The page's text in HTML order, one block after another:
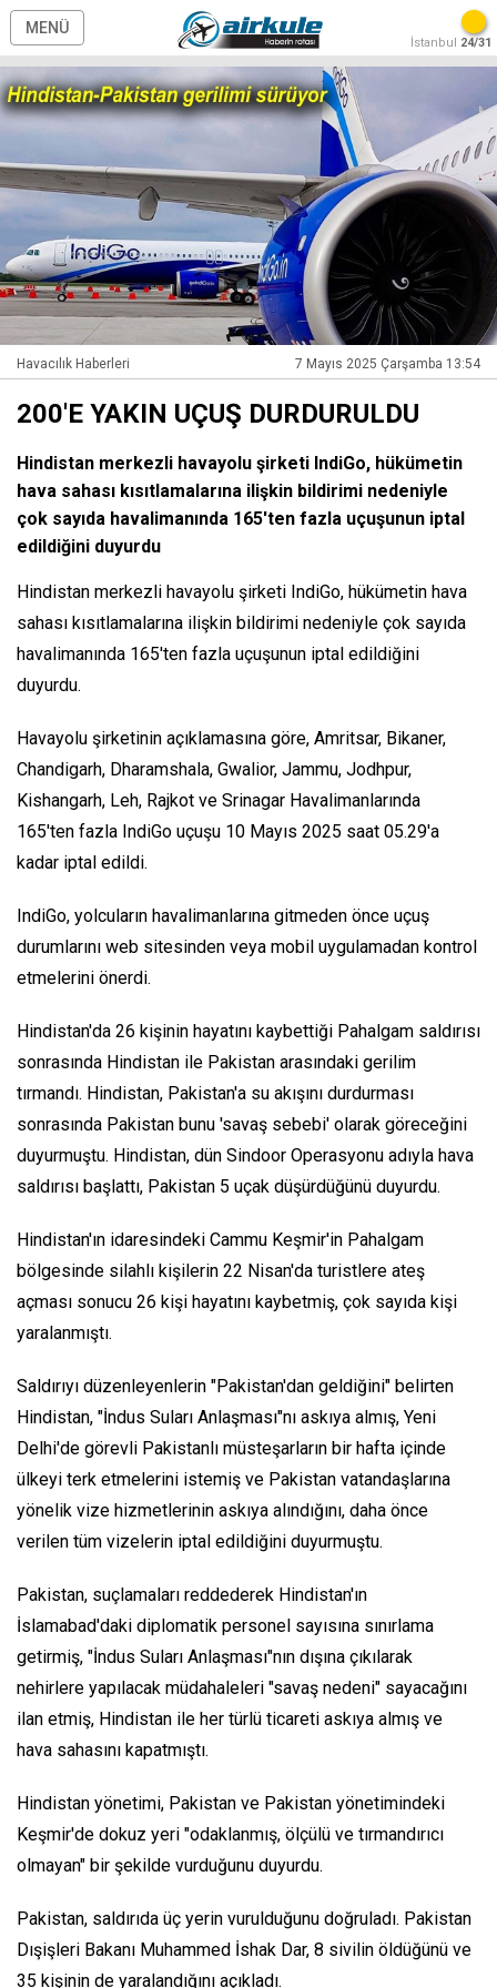
MENÜ
İstanbul 24/31
Havacılık Haberleri 7 Mayıs 2025 Çarşamba 13:54
200'E YAKIN UÇUŞ DURDURULDU
Hindistan merkezli havayolu şirketi IndiGo, hükümetin
hava sahası kısıtlamalarına ilişkin bildirimi nedeniyle
çok sayıda havalimanında 165'ten fazla uçuşunun iptal
edildiğini duyurdu
Hindistan merkezli havayolu şirketi IndiGo, hükümetin hava
sahası kısıtlamalarına ilişkin bildirimi nedeniyle çok sayıda
havalimanında 165'ten fazla uçuşunun iptal edildiğini
duyurdu.
Havayolu şirketinin açıklamasına göre, Amritsar, Bikaner,
Chandigarh, Dharamshala, Gwalior, Jammu, Jodhpur,
Kishangarh, Leh, Rajkot ve Srinagar Havalimanlarında
165'ten fazla IndiGo uçuşu 10 Mayıs 2025 saat 05.29'a
kadar iptal edildi.
IndiGo, yolcuların havalimanlarına gitmeden önce uçuş
durumlarını web sitesinden veya mobil uygulamadan kontrol
etmelerini önerdi.
Hindistan'da 26 kişinin hayatını kaybettiği Pahalgam saldırısı
sonrasında Hindistan ile Pakistan arasındaki gerilim
tırmandı. Hindistan, Pakistan'a su akışını durdurması
sonrasında Pakistan bunu 'savaş sebebi' olarak göreceğini
duyurmuştu. Hindistan, dün Sindoor Operasyonu adıyla hava
saldırısı başlattı, Pakistan 5 uçak düşürdüğünü duyurdu.
Hindistan'ın idaresindeki Cammu Keşmir'in Pahalgam
bölgesinde silahlı kişilerin 22 Nisan'da turistlere ateş
açması sonucu 26 kişi hayatını kaybetmiş, çok sayıda kişi
yaralanmıştı.
Saldırıyı düzenleyenlerin "Pakistan'dan geldiğini" belirten
Hindistan, "İndus Suları Anlaşması"nı askıya almış, Yeni
Delhi'de görevli Pakistanlı müsteşarların bir hafta içinde
ülkeyi terk etmelerini istemiş ve Pakistan vatandaşlarına
yönelik vize hizmetlerinin askıya alındığını, daha önce
verilen tüm vizelerin iptal edildiğini duyurmuştu.
Pakistan, suçlamaları reddederek Hindistan'ın
İslamabad'daki diplomatik personel sayısına sınırlama
getirmiş, "İndus Suları Anlaşması"nın dışına çıkılarak
nehirlere yapılacak müdahaleleri "savaş nedeni" sayacağını
ilan etmiş, Hindistan ile her türlü ticareti askıya almış ve
hava sahasını kapatmıştı.
Hindistan yönetimi, Pakistan ve Pakistan yönetimindeki
Keşmir'de dokuz yeri "odaklanmış, ölçülü ve tırmandırıcı
olmayan" bir şekilde vurduğunu duyurdu.
Pakistan, saldırıda üç yerin vurulduğunu doğruladı. Pakistan
Dışişleri Bakanı Muhammed İshak Dar, 8 sivilin öldüğünü ve
35 kişinin de yaralandığını açıkladı.